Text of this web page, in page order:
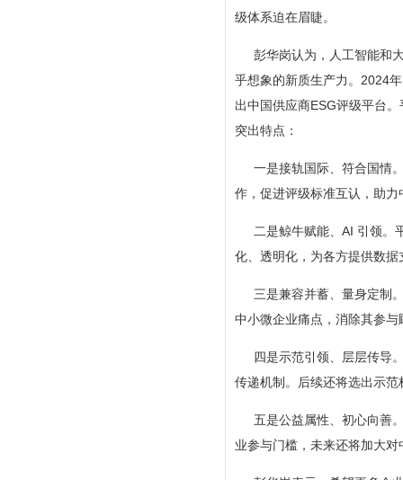
级体系迫在眉睫。
彭华岗认为，人工智能和
乎想象的新质生产力。2024
出中国供应商ESG评级平台
突出特点：
一是接轨国际、符合国情
作，促进评级标准互认，助
二是鲸牛赋能、AI 引领。
化、透明化，为各方提供数
三是兼容并蓄、量身定制
中小微企业痛点，消除其参
四是示范引领、层层传导
传递机制。后续还将选出示
五是公益属性、初心向善
业参与门槛，未来还将加大